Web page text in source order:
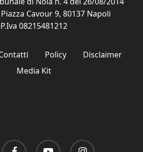
Cavour 9, 80137 Napoli
P.Iva 08215481212
Policy
Disclaimer
Media Kit
facebook youtube instagram